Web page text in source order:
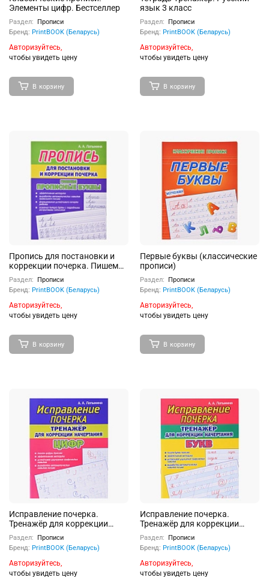
Элементы цифр. Бестселлер
Раздел:
Прописи
Бренд: PrintBOOK (Беларусь)
Авторизуйтесь,
чтобы увидеть цену
В корзину
язык 3 класс
Раздел:
Прописи
Бренд: PrintBOOK (Беларусь)
Авторизуйтесь,
чтобы увидеть цену
В корзину
Пропись для постановки и
коррекции почерка. Пишем
Прописные буквы
Раздел:
Прописи
Бренд: PrintBOOK (Беларусь)
Авторизуйтесь,
чтобы увидеть цену
В корзину
Первые буквы (классические
прописи)
Раздел:
Прописи
Бренд: PrintBOOK (Беларусь)
Авторизуйтесь,
чтобы увидеть цену
В корзину
Исправление почерка.
Тренажёр для коррекции
начертания цифр
Раздел:
Прописи
Бренд: PrintBOOK (Беларусь)
Авторизуйтесь,
чтобы увидеть цену
Исправление почерка.
Тренажёр для коррекции
начертания букв
Раздел:
Прописи
Бренд: PrintBOOK (Беларусь)
Авторизуйтесь,
чтобы увидеть цену